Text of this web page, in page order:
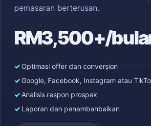
pemasaran berterusan.
RM3,500+/
Optimasi offer dan conversion
Google, Facebook, Instagram atau
Analisis respon prospek
Laporan dan penambahbaikan